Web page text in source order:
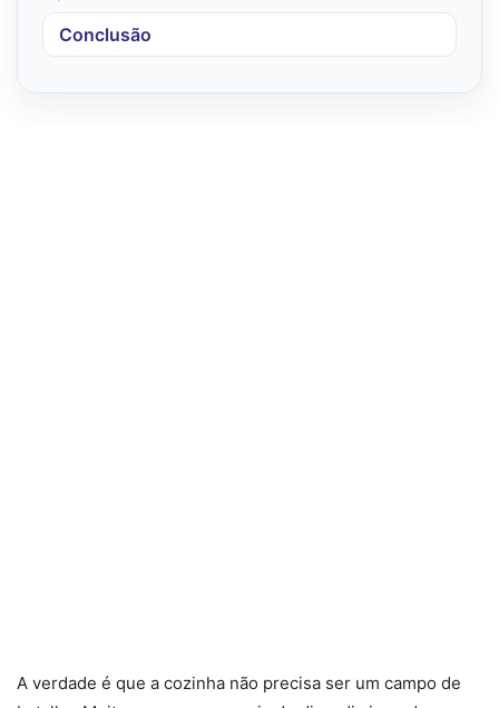
Conclusão
A verdade é que a cozinha não precisa ser um campo de